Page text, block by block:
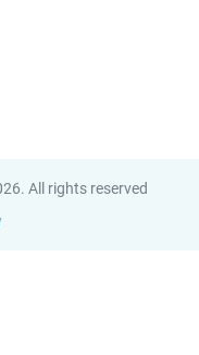
All rights reserved